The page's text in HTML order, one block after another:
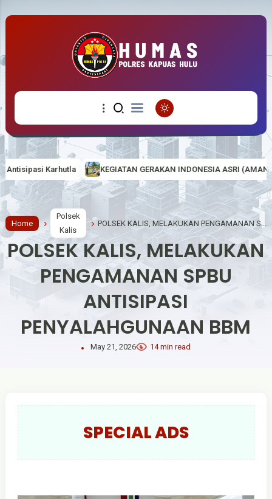
KEGIATAN GERAKAN INDONESIA ASRI (AMAN, SEHAT, RESIK DAN
Home
Polsek
Kalis
POLSEK KALIS, MELAKUKAN PENGAMANAN SPBU ANTISIPASI PENYALAHGUNAAN BBM
POLSEK KALIS, MELAKUKAN
PENGAMANAN SPBU
ANTISIPASI
PENYALAHGUNAAN BBM
May 21, 2026 14 min read
SPECIAL ADS